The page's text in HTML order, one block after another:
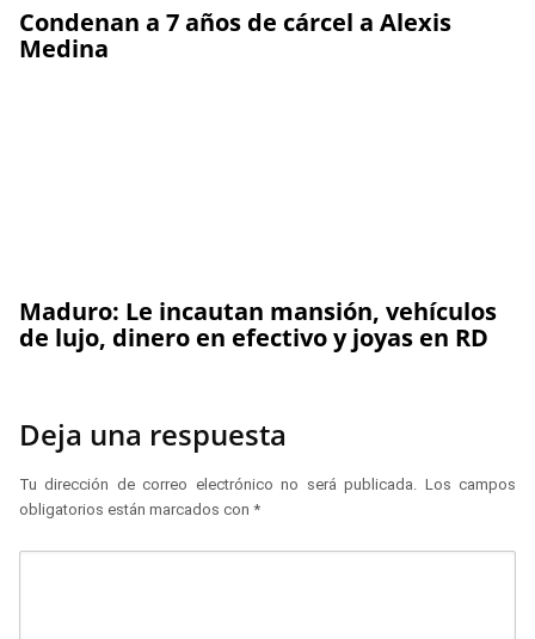
Condenan a 7 años de cárcel a Alexis
Medina
Maduro: Le incautan mansión, vehículos
de lujo, dinero en efectivo y joyas en RD
Deja una respuesta
Tu dirección de correo electrónico no será publicada. Los campos
obligatorios están marcados con *